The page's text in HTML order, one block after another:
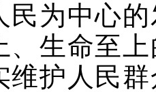
民为中心
、生命至
维护人民